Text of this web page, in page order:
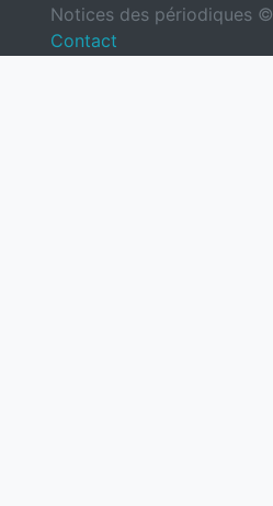
Notices des périodiques ©
Contact